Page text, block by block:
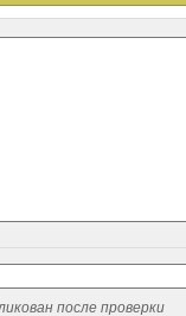
после проверки